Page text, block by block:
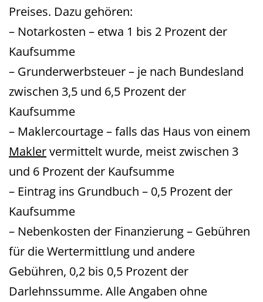
Preises. Dazu gehören:
– Notarkosten – etwa 1 bis 2 Prozent der
Kaufsumme
– Grunderwerbsteuer – je nach Bundesland
zwischen 3,5 und 6,5 Prozent der
Kaufsumme
– Maklercourtage – falls das Haus von einem
Maklervermittelt wurde, meist zwischen 3
und 6 Prozent der Kaufsumme
– Eintrag ins Grundbuch – 0,5 Prozent der
Kaufsumme
– Nebenkosten der Finanzierung – Gebühren
für die Wertermittlung und andere
Gebühren, 0,2 bis 0,5 Prozent der
Darlehnssumme. Alle Angaben ohne